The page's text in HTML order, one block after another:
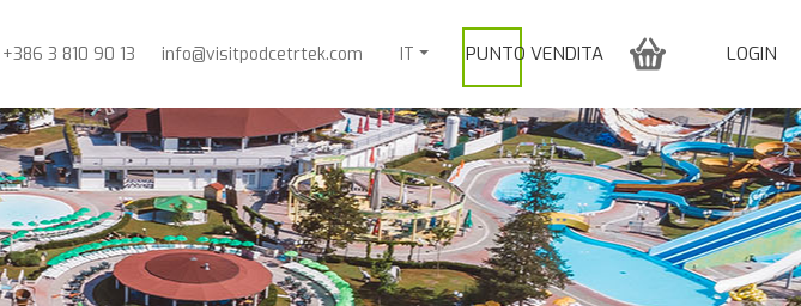
PUNTO VENDITA LOGIN
+386 3 810 90 13 info@visitpodcetrtek.com IT